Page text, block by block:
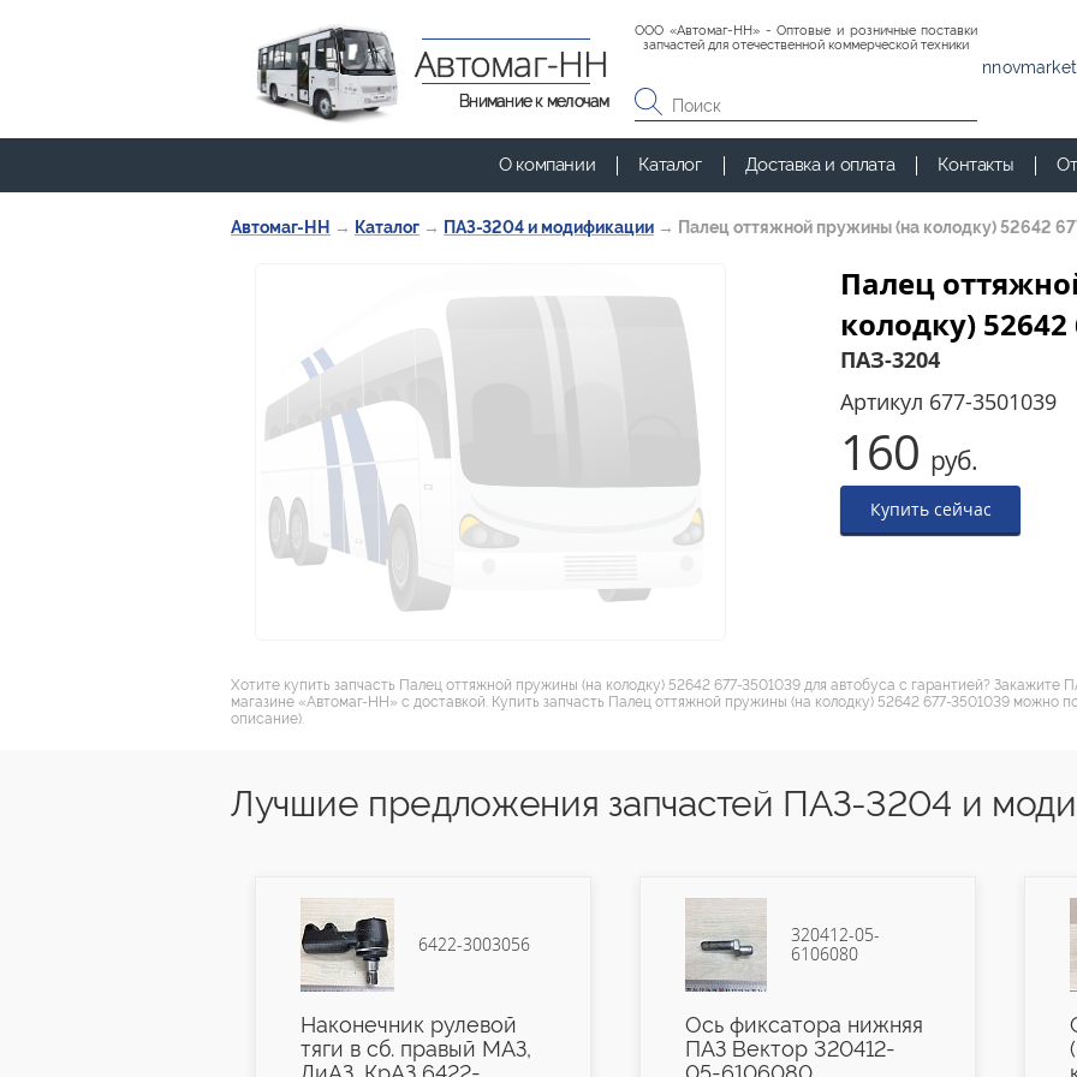
Автомаг-НН → Каталог → ПАЗ-3204 и модификации → Палец оттяжной пружины (на колодку) 52642
Палец
колодку) 52642
ПАЗ-3204
Артикул 677-3501039
160 руб.
Купить сейчас
Хотите купить запчасть Палец оттяжной пружины (на колодку) 52642 677-3501039 для автобуса с гарантией? Закажите
магазине «Автомаг-НН» с доставкой. Купить запчасть Палец оттяжной пружины (на колодку) 52642 677-3501039 можно
описание).
Лучшие предложения запчастей ПАЗ-3204 и
6422-3003056
Наконечник рулевой
тяги в сб. правый МАЗ,
320412-05-
6106080
Ось фиксатора нижняя
ПАЗ Вектор 320412-
Автомаг-НН
Внимание к мелочам
ООО «Автомаг-НН» - Оптовые и розничные поставки
запчастей для отечественной коммерческой техники
nnovmarket
О компании Каталог Доставка и оплата Контакты